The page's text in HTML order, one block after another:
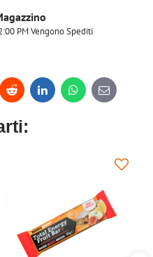
PM Vengono Spediti
Reddit LinkedInWhatsApp
E-
mail